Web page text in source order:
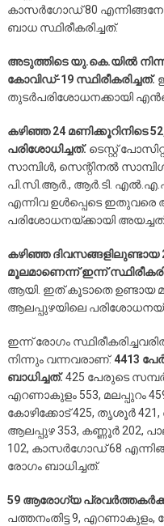
കാസര്‍ഗോഡ് 80
ബാധ സ്ഥിരീകരിച്ചത്.
അടുത്തിടെ യു.കെ.യില്‍
കോവിഡ്-19 സ്ഥിരീകരിച്ചത്.
തുടര്‍പരിശോധനക്കായി
കഴിഞ്ഞ 24 മണിക്കൂറിനിടെ
പരിശോധിച്ചത്.ടെസ്റ്റ്
സാമ്പിള്‍, സെന്റിനല്‍ സാമ്പിള്‍,
പി.സി.ആര്‍., ആര്‍.ടി.
എന്നിവ ഉള്‍പ്പെടെ ഇതുവരെ
പരിശോധനയ്ക്കായി
കഴിഞ്ഞ
മൂലമാണെന്ന് ഇന്ന്
ആയി. ഇത് കൂടാതെ
ആലപ്പുഴയിലെ
ഇന്ന് രോഗം
നിന്നും വന്നവരാണ്.4413
ബാധിച്ചത്.425 പേരുടെ
എറണാകുളം 553, മലപ്പുറം
കോഴിക്കോട് 425, തൃശൂര്‍
ആലപ്പുഴ 353, കണ്ണൂര്‍ 202,
102, കാസര്‍ഗോഡ് 68
രോഗം ബാധിച്ചത്.
59 ആരോഗ്യ
പത്തനംതിട്ട 9, എറണാകുളം,